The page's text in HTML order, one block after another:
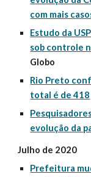
com mais
Estudo da
sob controle
Globo
Rio Preto
total é de 418
evolução da
Julho de 2020
Prefeitura